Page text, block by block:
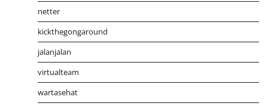
netter
kickthegongaround
jalanjalan
virtualteam
wartasehat